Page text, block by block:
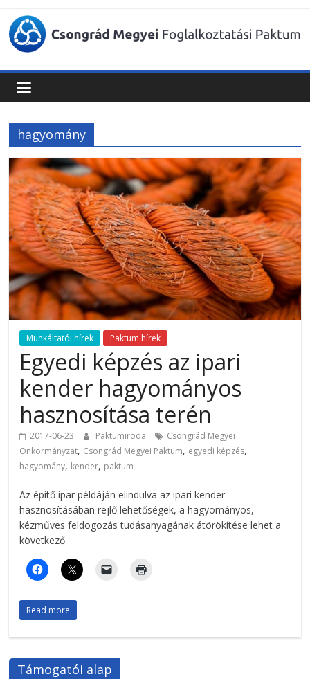
Csongrád
Megyei
Foglalkoztatási
Paktum
hagyomány
Munkáltatói hírek Paktum hírek
Egyedi képzés az ipari
kender hagyományos
hasznosítása terén
2017-06-23 Paktumiroda
Csongrád Megyei
Önkormányzat, Csongrád Megyei Paktum, egyedi képzés,
hagyomány, kender, paktum
Az építő ipar példáján elindulva az ipari kender
hasznosításában rejlő lehetőségek, a hagyományos,
kézműves feldogozás tudásanyagának átörökítése lehet a
következő
Read more
Támogatói alap